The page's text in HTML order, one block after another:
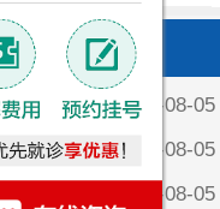
2026-08-05
2026-08-05
2026-08-05